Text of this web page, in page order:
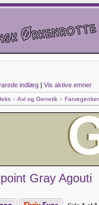
indlæg | Vis aktive emner
» Avl og Genetik »
Gray Agouti